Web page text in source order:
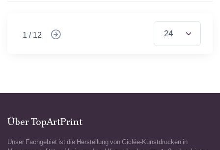
1 / 12
Über TopArtPrint
Unser Fachgebiet ist die Herstellung von Giclée-Kunstdrucken in